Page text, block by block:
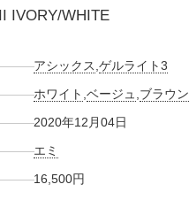
IVORY/WHITE
アシックス ,ゲルライト3
ホワイト ,ベージュ ブラウン
2020年12月04日
エミ
16,500円